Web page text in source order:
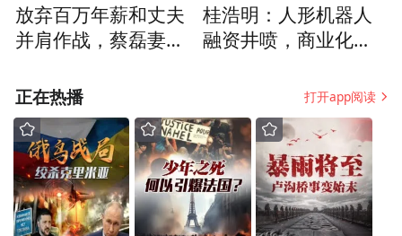
并具有高级职称 或者具有同等专业水平。
放弃百万年薪和丈夫
并肩作战，蔡磊妻子
桂浩明：人形机器人
融资井喷，商业化能
正在热播 打开app阅读